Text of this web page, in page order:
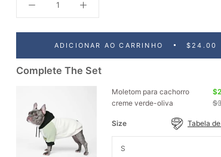
ADICIONAR AO CARRINHO $24.00
Complete The Set
Moletom para cachorro
creme verde-oliva
Size Tabela
S